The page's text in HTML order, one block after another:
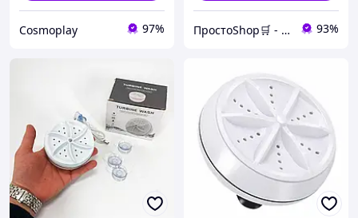
Cosmoplay 97% ПростоShop🛒 - онлайн магазин простых товаров💡 93%